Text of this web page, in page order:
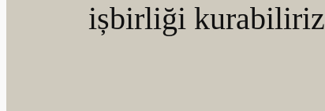
ișbirliği kurabiliriz